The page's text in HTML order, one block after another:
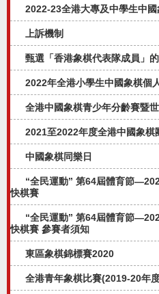
2022-23全港大專及中學生中
上訴機制
甄選「香港象棋代表隊成員」
2022年全港小學生中國象棋個
全港中國象棋青少年分齡賽暨
2021至2022年度全港中國象棋
中國象棋同樂日
“全民運動” 第64屆體育節
快棋賽
“全民運動” 第64屆體育節
快棋賽 參賽者須知
東區象棋錦標賽2020
全港青年象棋比賽(2019-20年